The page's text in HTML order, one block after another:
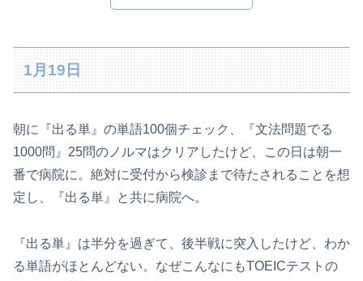
1月19日
朝に『出る単』の単語100個チェック、『文法問題でる
1000問』25問のノルマはクリアしたけど、この日は朝一
番で病院に。絶対に受付から検診まで待たされることを想
定し、『出る単』と共に病院へ。
『出る単』は半分を過ぎて、後半戦に突入したけど、わか
る単語がほとんどない。なぜこんなにもTOEICテストの